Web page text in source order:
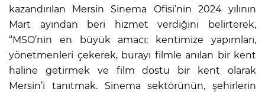
kazandırılan Mersin Sinema Ofisi’nin 2024 yılının
Mart ayından beri hizmet verdiğini belirterek,
“MSO’nin en büyük amacı; kentimize yapımları,
yönetmenleri çekerek, burayı filmle anılan bir kent
haline getirmek ve film dostu bir kent olarak
Mersin’i tanıtmak. Sinema sektörünün, şehirlerin